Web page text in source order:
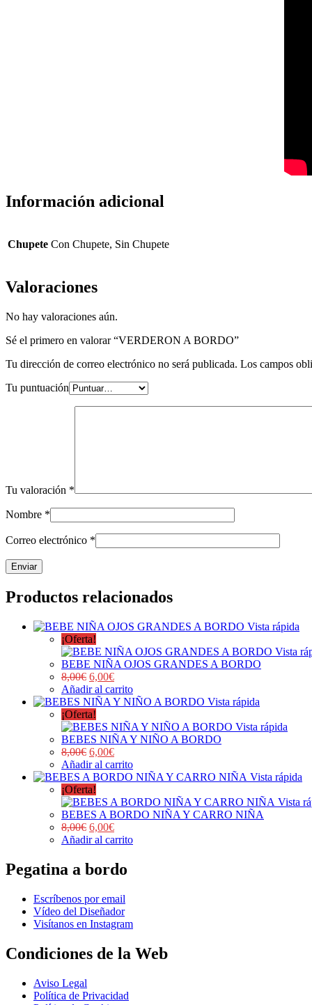
Información adicional
Chupete Con Chupete, Sin Chupete
Valoraciones
No hay valoraciones aún.
Sé el primero en valorar “VERDERON A BORDO”
Tu dirección de correo electrónico no será publicada. Los campos
Tu puntuación
Tu valoración *
Nombre *
Correo electrónico *
Productos relacionados
Vista rápida
¡Oferta!
Vista
BEBE NIÑA OJOS GRANDES A BORDO
8,00€ 6,00€
Añadir al carrito
Vista rápida
¡Oferta!
Vista rápida
BEBES NIÑA Y NIÑO A BORDO
8,00€ 6,00€
Añadir al carrito
Vista rápida
¡Oferta!
Vista
BEBES A BORDO NIÑA Y CARRO NIÑA
8,00€ 6,00€
Añadir al carrito
Pegatina a bordo
Escríbenos por email
Vídeo del Diseñador
Visítanos en Instagram
Condiciones de la Web
Aviso Legal
Política de Privacidad